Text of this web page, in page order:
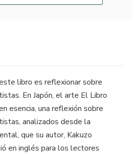
libro es reflexionar sobre
En Japón, el arte El Libro
esencia, una reflexión sobre
analizados desde la
que su autor, Kakuzo
en inglés para los lectores